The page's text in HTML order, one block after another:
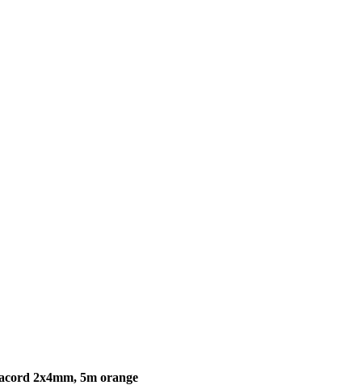
2x4mm, 5m orange